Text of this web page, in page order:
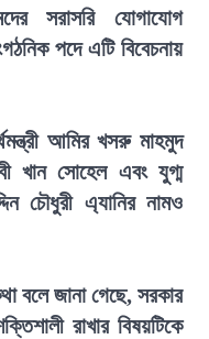
সরাসরি যোগাযোগ
পদে এটি বিবেচনায়
আমির খসরু মাহমুদ
খান সোহেল এবং যুগ্ম
চৌধুরী এ্যানির নামও
বলে জানা গেছে, সরকার
রাখার বিষয়টিকে